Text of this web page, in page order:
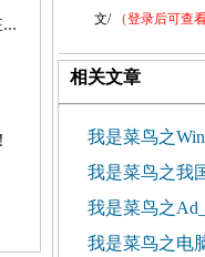
文/ （登录后可查
相关文章
我是菜鸟之
我是菜鸟之我
我是菜鸟之
我是菜鸟之电